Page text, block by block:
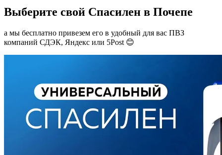
Выберите свой Спасилен в Почепе
а мы бесплатно привезем его в удобный для вас ПВЗ
компаний СДЭК, Яндекс или 5Post 😊